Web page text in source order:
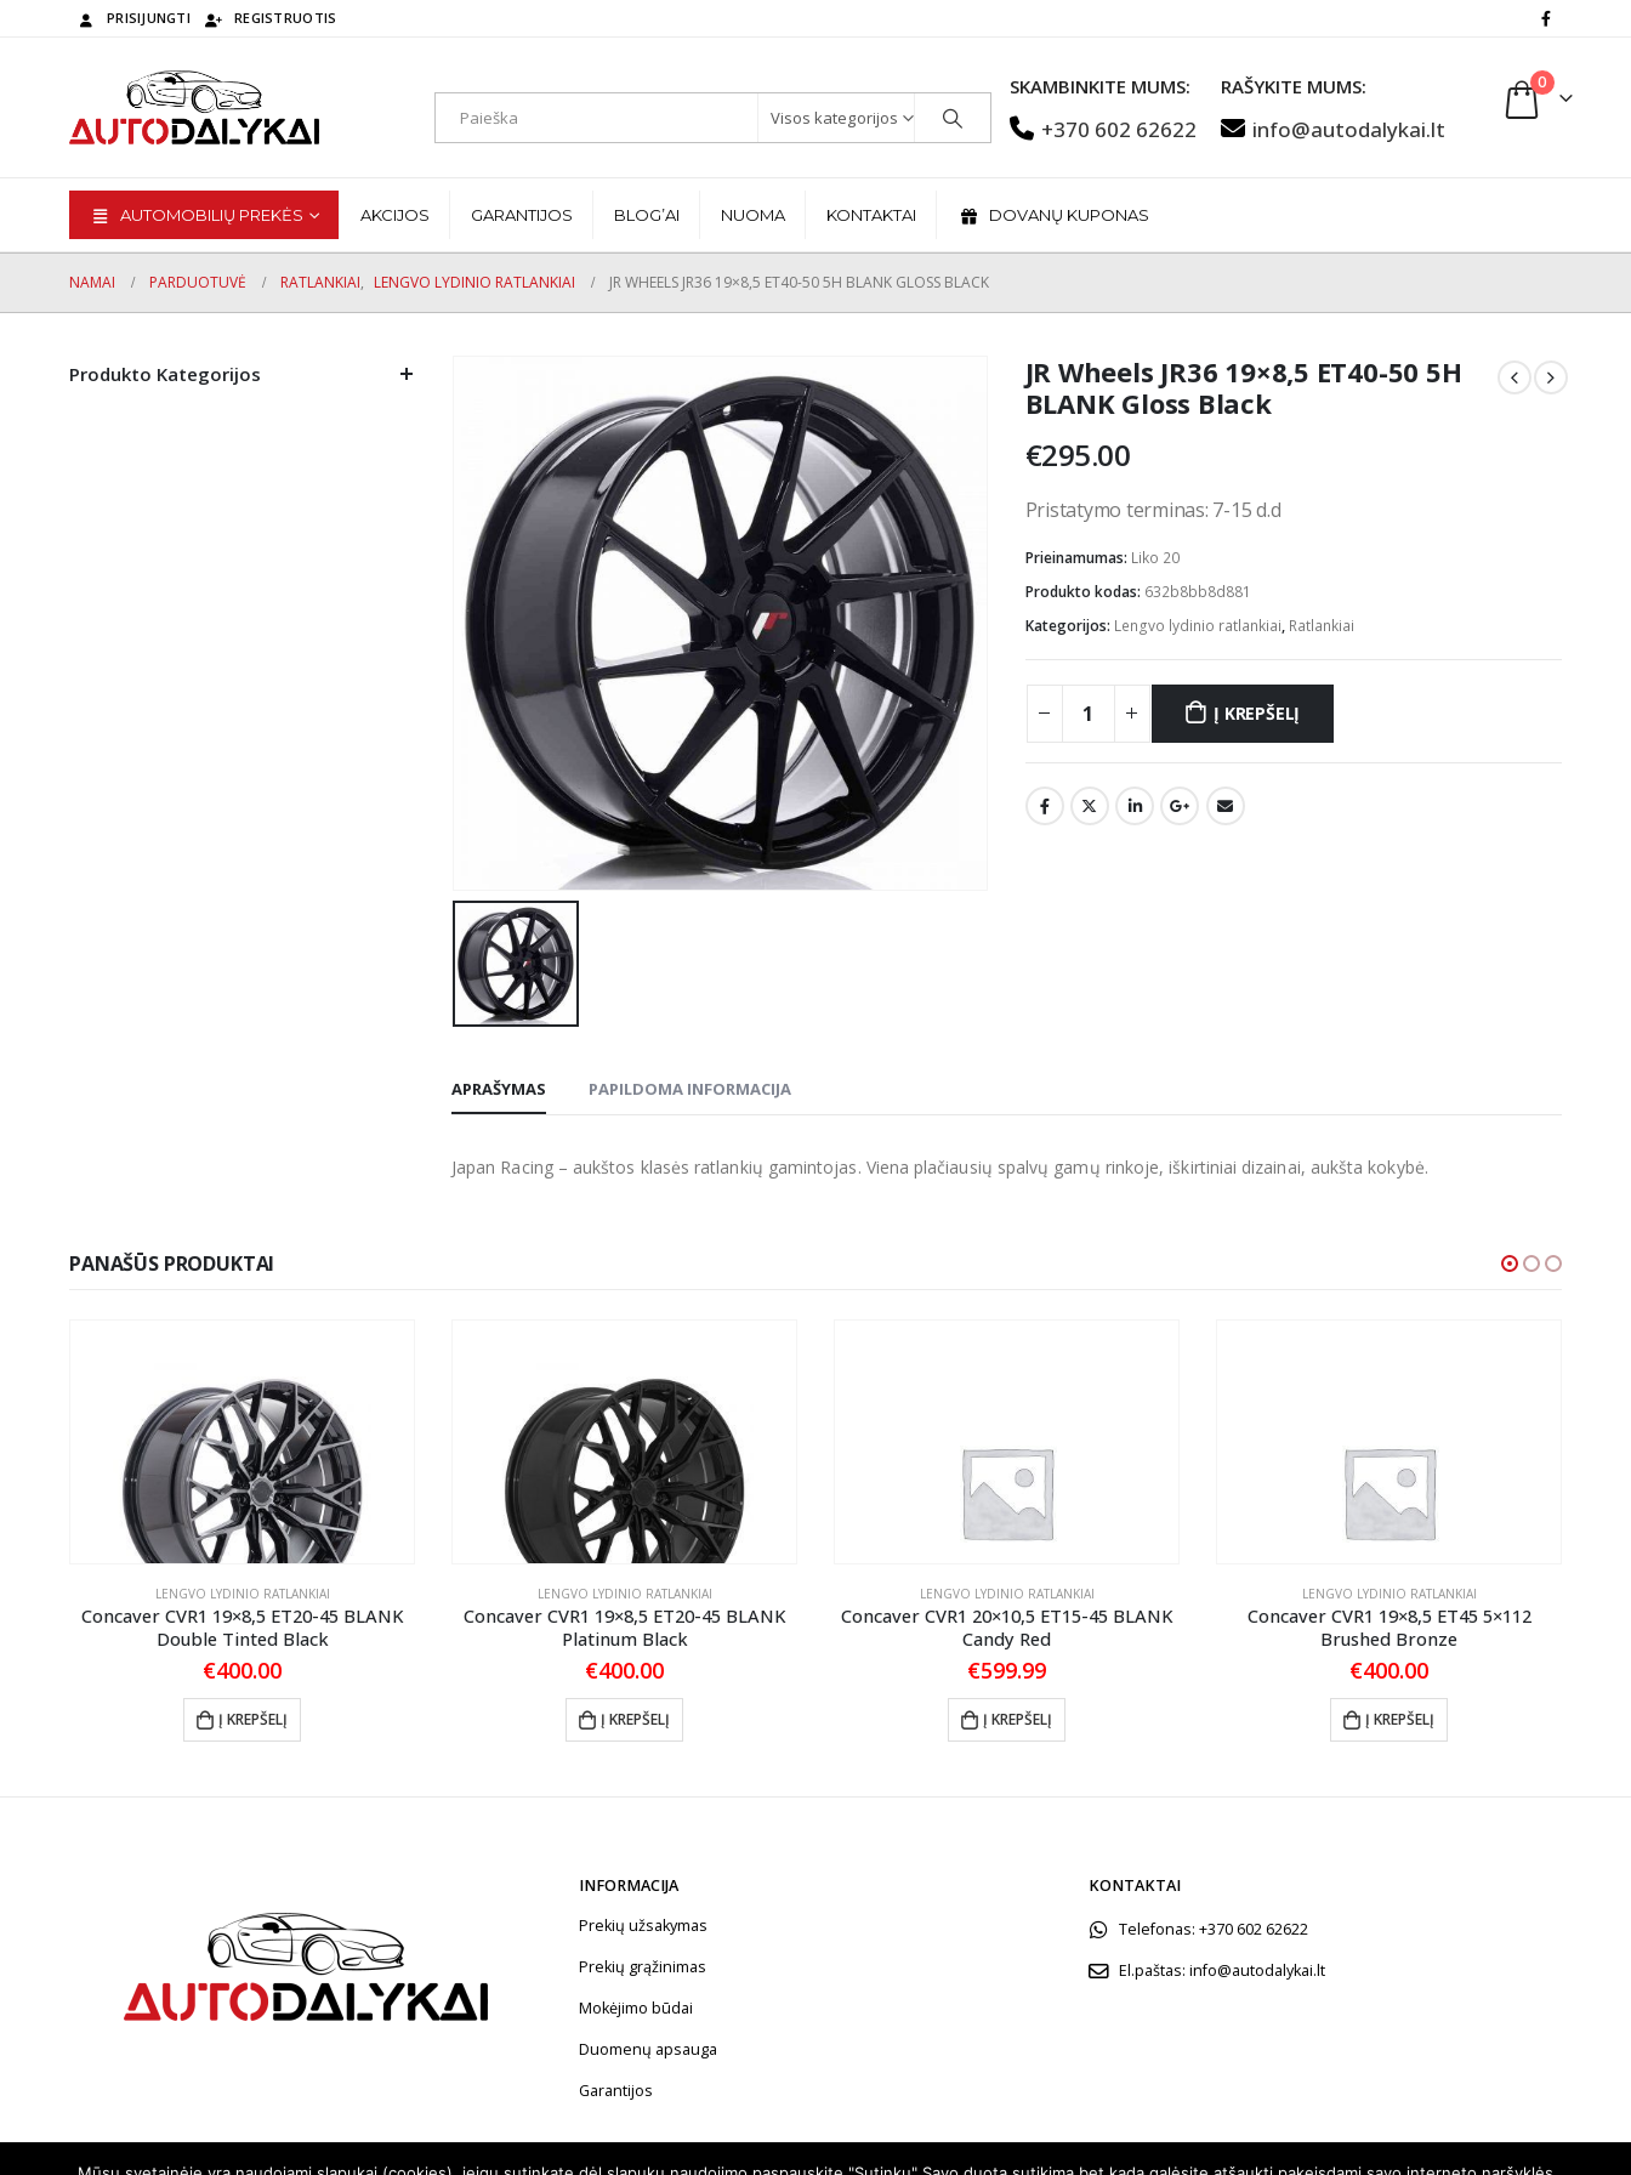
PRISIJUNGTI REGISTRUOTIS
Visos kategorijos
SKAMBINKITE MUMS:
+370 602 62622
RAŠYKITE MUMS:
info@autodalykai.lt
0
AUTOMOBILIŲ PREKĖS AKCIJOS GARANTIJOS BLOG’AI NUOMA KONTAKTAI DOVANŲ KUPONAS
NAMAI PARDUOTUVĖ RATLANKIAI, LENGVO LYDINIO RATLANKIAI JR WHEELS JR36 19×8,5 ET40-50 5H BLANK GLOSS BLACK
JR Wheels JR36 19×8,5 ET40-50 5H
BLANK Gloss Black
€295.00
Pristatymo terminas: 7-15 d.d
Prieinamumas: Liko 20
Produkto kodas: 632b8bb8d881
Kategorijos: Lengvo lydinio ratlankiai, Ratlankiai
Į KREPŠELĮ
APRAŠYMAS PAPILDOMA INFORMACIJA
Japan Racing – aukštos klasės ratlankių gamintojas. Viena plačiausių spalvų gamų rinkoje, iškirtiniai dizainai, aukšta kokybė.
Produkto Kategorijos
PANAŠŪS PRODUKTAI
LENGVO LYDINIO RATLANKIAI
Concaver CVR1 19×8,5 ET20-45 BLANK
Double Tinted Black
€400.00
Į KREPŠELĮ
LENGVO LYDINIO RATLANKIAI
Concaver CVR1 19×8,5 ET20-45 BLANK
Platinum Black
€400.00
Į KREPŠELĮ
LENGVO LYDINIO RATLANKIAI
Concaver CVR1 20×10,5 ET15-45 BLANK
Candy Red
€599.99
Į KREPŠELĮ
LENGVO LYDINIO RATLANKIAI
Concaver CVR1 19×8,5 ET45 5×112
Brushed Bronze
€400.00
Į KREPŠELĮ
INFORMACIJA
Prekių užsakymas
Prekių grąžinimas
Mokėjimo būdai
Duomenų apsauga
Garantijos
KONTAKTAI
Telefonas: +370 602 62622
El.paštas: info@autodalykai.lt